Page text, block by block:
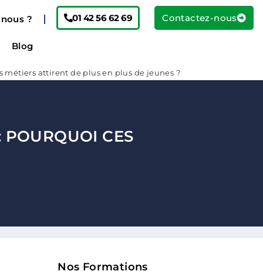
?
Blog
01 42 56 62 69 Contactez-nous
métiers attirent de plus en plus de jeunes ?
POURQUOI CES
Nos Formations